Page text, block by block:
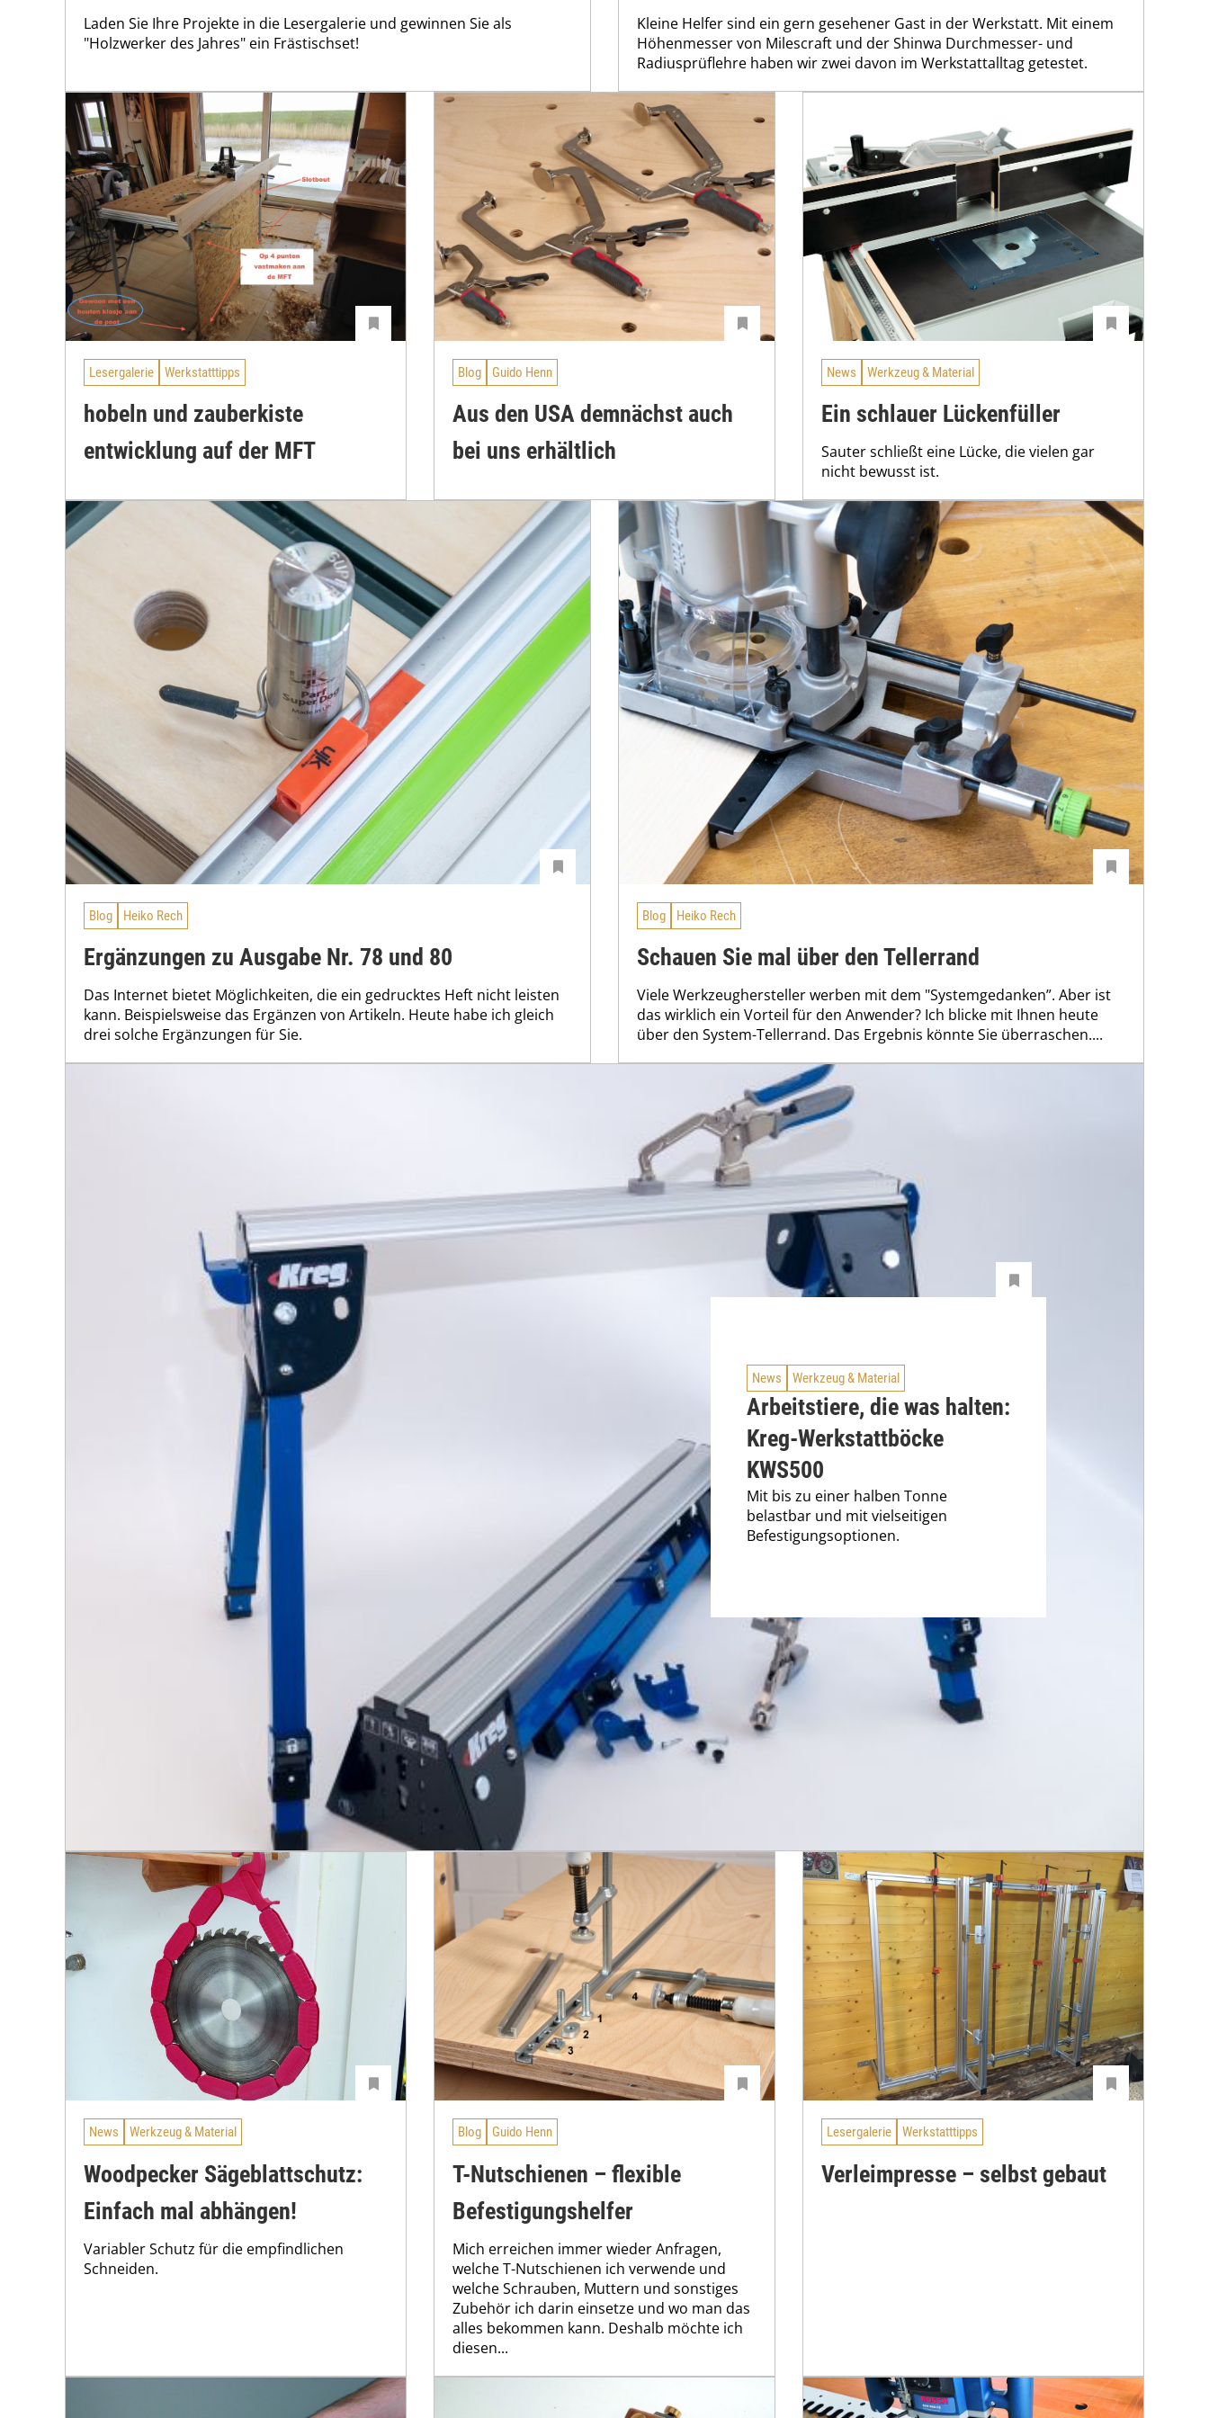
Laden Sie Ihre Projekte in die Lesergalerie und gewinnen Sie als
"Holzwerker des Jahres" ein Frästischset!
Kleine Helfer sind ein gern gesehener Gast in der Werkstatt. Mit einem
Höhenmesser von Milescraft und der Shinwa Durchmesser- und
Radiusprüflehre haben wir zwei davon im Werkstattalltag getestet.
Lesergalerie Werkstatttipps
hobeln und zauberkiste
entwicklung auf der MFT
Blog Guido Henn
Aus den USA demnächst auch
bei uns erhältlich
News Werkzeug & Material
Ein schlauer Lückenfüller
Sauter schließt eine Lücke, die vielen gar
nicht bewusst ist.
Blog Heiko Rech
Ergänzungen zu Ausgabe Nr. 78 und 80
Das Internet bietet Möglichkeiten, die ein gedrucktes Heft nicht leisten
kann. Beispielsweise das Ergänzen von Artikeln. Heute habe ich gleich
drei solche Ergänzungen für Sie.
Blog Heiko Rech
Schauen Sie mal über den Tellerrand
Viele Werkzeughersteller werben mit dem "Systemgedanken”. Aber ist
das wirklich ein Vorteil für den Anwender? Ich blicke mit Ihnen heute
über den System-Tellerrand. Das Ergebnis könnte Sie überraschen....
News Werkzeug & Material
Arbeitstiere, die was halten:
Kreg-Werkstattböcke
KWS500
Mit bis zu einer halben Tonne
belastbar und mit vielseitigen
Befestigungsoptionen.
News Werkzeug & Material
Woodpecker Sägeblattschutz:
Einfach mal abhängen!
Variabler Schutz für die empfindlichen
Schneiden.
Blog Guido Henn
T-Nutschienen – flexible
Befestigungshelfer
Mich erreichen immer wieder Anfragen,
welche T-Nutschienen ich verwende und
welche Schrauben, Muttern und sonstiges
Zubehör ich darin einsetze und wo man das
alles bekommen kann. Deshalb möchte ich
diesen...
Lesergalerie Werkstatttipps
Verleimpresse – selbst gebaut